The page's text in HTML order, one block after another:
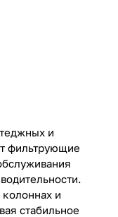
и
фильтрующие
и
стабильное